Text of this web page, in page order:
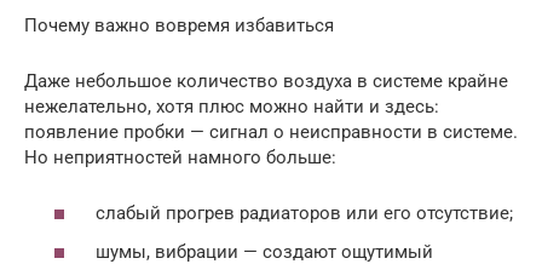
Почему важно вовремя избавиться
Даже небольшое количество воздуха в системе крайне
нежелательно, хотя плюс можно найти и здесь:
появление пробки — сигнал о неисправности в системе.
Но неприятностей намного больше:
слабый прогрев радиаторов или его отсутствие;
шумы, вибрации — создают ощутимый